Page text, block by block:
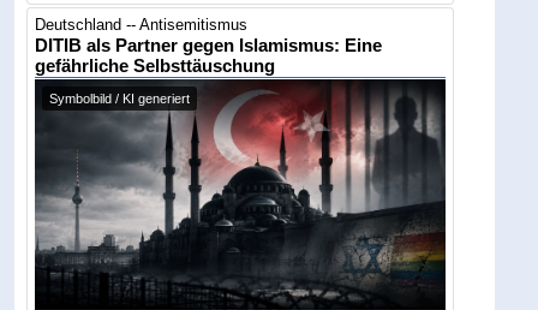
Deutschland -- Antisemitismus
DITIB als Partner gegen Islamismus: Eine
gefährliche Selbsttäuschung
Symbolbild / KI generiert